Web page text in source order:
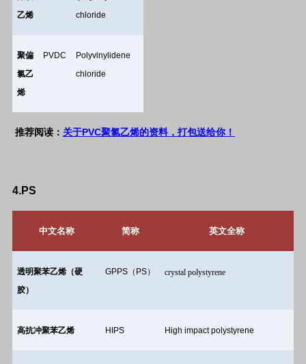
乙烯
chloride
聚偏
氯乙
烯
PVDC
Polyvinylidene
chloride
推荐阅读： 关于PVC聚氯乙烯的资料，打包送给你！
4.PS
中文名称 简称 英文全称
透明聚苯乙烯（硬
胶）
GPPS （ PS） crystal polystyrene
高抗冲聚苯乙烯 HIPS High impact polystyrene